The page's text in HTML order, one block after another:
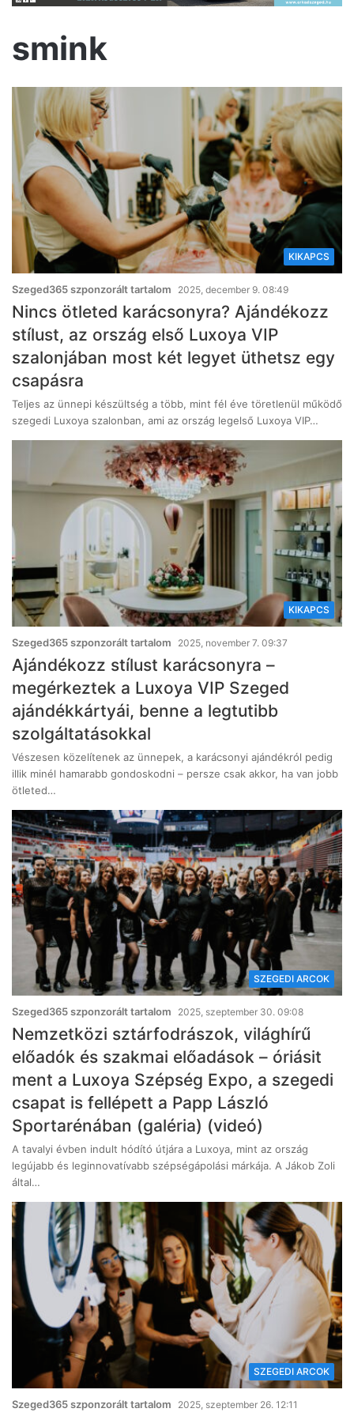
smink
KIKAPCS
Szeged365 szponzorált tartalom 2025, december 9. 08:49
Nincs ötleted karácsonyra? Ajándékozz
stílust, az ország első Luxoya VIP
szalonjában most két legyet üthetsz egy
csapásra
Teljes az ünnepi készültség a több, mint fél éve töretlenül működő
szegedi Luxoya szalonban, ami az ország legelső Luxoya VIP…
KIKAPCS
Szeged365 szponzorált tartalom 2025, november 7. 09:37
Ajándékozz stílust karácsonyra –
megérkeztek a Luxoya VIP Szeged
ajándékkártyái, benne a legtutibb
szolgáltatásokkal
Vészesen közelítenek az ünnepek, a karácsonyi ajándékról pedig
illik minél hamarabb gondoskodni – persze csak akkor, ha van jobb
ötleted…
SZEGEDI ARCOK
Szeged365 szponzorált tartalom 2025, szeptember 30. 09:08
Nemzetközi sztárfodrászok, világhírű
előadók és szakmai előadások – óriásit
ment a Luxoya Szépség Expo, a szegedi
csapat is fellépett a Papp László
Sportarénában (galéria) (videó)
A tavalyi évben indult hódító útjára a Luxoya, mint az ország
legújabb és leginnovatívabb szépségápolási márkája. A Jákob Zoli
által…
SZEGEDI ARCOK
Szeged365 szponzorált tartalom 2025, szeptember 26. 12:11